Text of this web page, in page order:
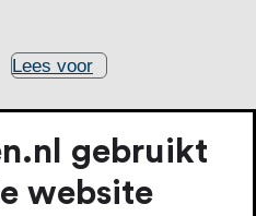
Lees voor
gebruikt
website